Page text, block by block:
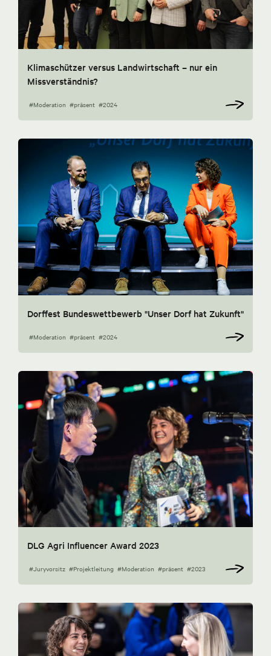
Klimaschützer versus Landwirtschaft – nur ein
Missverständnis?
#Moderation #präsent #2024
Dorffest Bundeswettbewerb "Unser Dorf hat Zukunft"
#Moderation #präsent #2024
DLG Agri Influencer Award 2023
#Juryvorsitz #Projektleitung #Moderation #präsent #2023